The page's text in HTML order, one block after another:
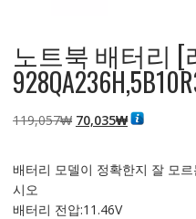
노트북 배터리 [
119,057₩ 원
격:
70,035₩현
격:
배터리 모델이 정확한지 잘 모
시오
배터리 전압:11.46V